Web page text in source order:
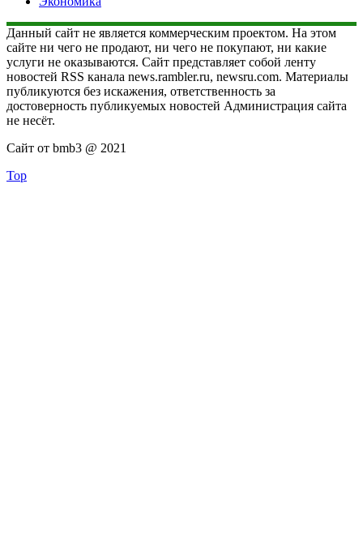
Данный сайт не является коммерческим проектом. На этом
сайте ни чего не продают, ни чего не покупают, ни какие
услуги не оказываются. Сайт представляет собой ленту
новостей RSS канала news.rambler.ru, newsru.com. Материалы
публикуются без искажения, ответственность за
достоверность публикуемых новостей Администрация сайта
не несёт.
Сайт от bmb3 @ 2021
Top